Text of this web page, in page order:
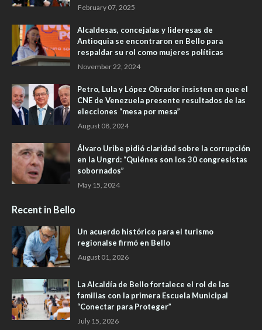
February 07, 2025
Alcaldesas, concejalas y lideresas de
Antioquia se encontraron en Bello para
respaldar su rol como mujeres políticas
November 22, 2024
Petro, Lula y López Obrador insisten en que el
CNE de Venezuela presente resultados de las
elecciones “mesa por mesa”
August 08, 2024
Álvaro Uribe pidió claridad sobre la corrupción
en la Ungrd: “Quiénes son los 30 congresistas
sobornados”
May 15, 2024
Recent in Bello
Un acuerdo histórico para el turismo
regionalse firmó en Bello
August 01, 2026
La Alcaldía de Bello fortalece el rol de las
familias con la primera Escuela Municipal
“Conectar para Proteger”
July 15, 2026